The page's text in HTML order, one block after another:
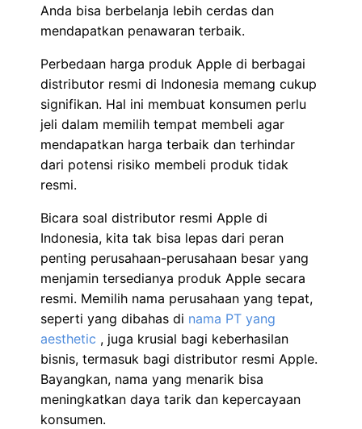
Anda bisa berbelanja lebih cerdas dan
mendapatkan penawaran terbaik.
Perbedaan harga produk Apple di berbagai
distributor resmi di Indonesia memang cukup
signifikan. Hal ini membuat konsumen perlu
jeli dalam memilih tempat membeli agar
mendapatkan harga terbaik dan terhindar
dari potensi risiko membeli produk tidak
resmi.
Bicara soal distributor resmi Apple di
Indonesia, kita tak bisa lepas dari peran
penting perusahaan-perusahaan besar yang
menjamin tersedianya produk Apple secara
resmi. Memilih nama perusahaan yang tepat,
seperti yang dibahas di nama PT yang
aesthetic , juga krusial bagi keberhasilan
bisnis, termasuk bagi distributor resmi Apple.
Bayangkan, nama yang menarik bisa
meningkatkan daya tarik dan kepercayaan
konsumen.